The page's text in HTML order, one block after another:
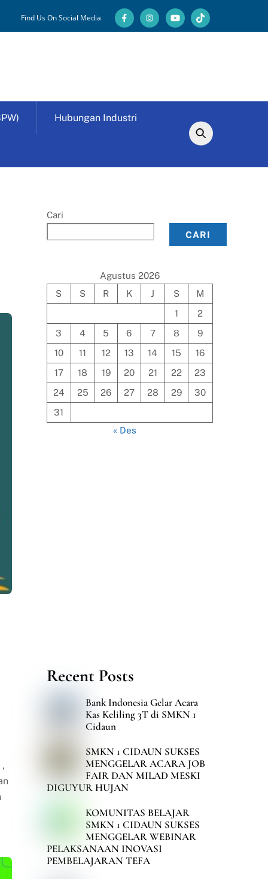
Find Us On Social Media
Hubungan Industri
Cari
CARI
Agustus 2026
S
S R K J S
M
1
2
3
4 5 6 7 8
9
10
11 12 13 14 15
16
17
18 19 20 21 22
23
24
25 26 27 28 29
30
31
« Des
Recent Posts
Bank Indonesia Gelar Acara
Kas Keliling 3T di SMKN 1
Cidaun
SMKN 1 CIDAUN SUKSES
MENGGELAR ACARA JOB
FAIR DAN MILAD MESKI
DIGUYUR HUJAN
KOMUNITAS BELAJAR
SMKN 1 CIDAUN SUKSES
MENGGELAR WEBINAR
PELAKSANAAN INOVASI
PEMBELAJARAN TEFA